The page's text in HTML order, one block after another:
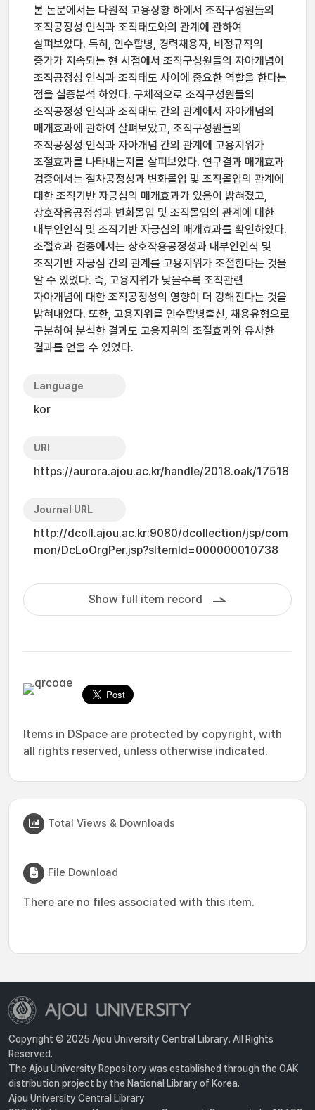
본 논문에서는 다원적 고용상황 하에서 조직구성원들의
조직공정성 인식과 조직태도와의 관계에 관하여
살펴보았다. 특히, 인수합병, 경력채용자, 비정규직의
증가가 지속되는 현 시점에서 조직구성원들의 자아개념이
조직공정성 인식과 조직태도 사이에 중요한 역할을 한다는
점을 실증분석 하였다. 구체적으로 조직구성원들의
조직공정성 인식과 조직태도 간의 관계에서 자아개념의
매개효과에 관하여 살펴보았고, 조직구성원들의
조직공정성 인식과 자아개념 간의 관계에 고용지위가
조절효과를 나타내는지를 살펴보았다. 연구결과 매개효과
검증에서는 절차공정성과 변화몰입 및 조직몰입의 관계에
대한 조직기반 자긍심의 매개효과가 있음이 밝혀졌고,
상호작용공정성과 변화몰입 및 조직몰입의 관계에 대한
내부인인식 및 조직기반 자긍심의 매개효과를 확인하였다.
조절효과 검증에서는 상호작용공정성과 내부인인식 및
조직기반 자긍심 간의 관계를 고용지위가 조절한다는 것을
알 수 있었다. 즉, 고용지위가 낮을수록 조직관련
자아개념에 대한 조직공정성의 영향이 더 강해진다는 것을
밝혀내었다. 또한, 고용지위를 인수합병출신, 채용유형으로
구분하여 분석한 결과도 고용지위의 조절효과와 유사한
결과를 얻을 수 있었다.
Language
kor
URI
https://aurora.ajou.ac.kr/handle/2018.oak/17518
Journal URL
http://dcoll.ajou.ac.kr:9080/dcollection/jsp/com
mon/DcLoOrgPer.jsp?sItemId=000000010738
Show full item record
Items in DSpace are protected by copyright, with
all rights reserved, unless otherwise indicated.
Total Views & Downloads
File Download
There are no files associated with this item.
Copyright © 2025 Ajou University Central Library. All Rights
Reserved.
The Ajou University Repository was established through the OAK
distribution project by the National Library of Korea.
Ajou University Central Library